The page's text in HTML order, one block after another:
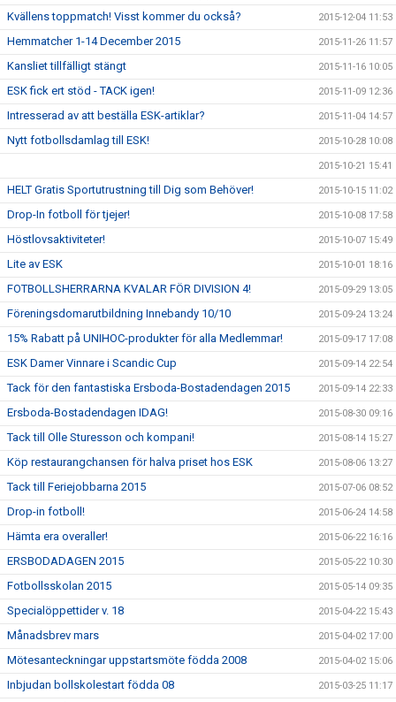
Kvällens toppmatch! Visst kommer du också? 2015-12-04 11:53
Hemmatcher 1-14 December 2015 2015-11-26 11:57
Kansliet tillfälligt stängt 2015-11-16 10:05
ESK fick ert stöd - TACK igen! 2015-11-09 12:36
Intresserad av att beställa ESK-artiklar? 2015-11-04 14:57
Nytt fotbollsdamlag till ESK! 2015-10-28 10:08
2015-10-21 15:41
HELT Gratis Sportutrustning till Dig som Behöver! 2015-10-15 11:02
Drop-In fotboll för tjejer! 2015-10-08 17:58
Höstlovsaktiviteter! 2015-10-07 15:49
Lite av ESK 2015-10-01 18:16
FOTBOLLSHERRARNA KVALAR FÖR DIVISION 4! 2015-09-29 13:05
Föreningsdomarutbildning Innebandy 10/10 2015-09-24 13:24
15% Rabatt på UNIHOC-produkter för alla Medlemmar! 2015-09-17 17:08
ESK Damer Vinnare i Scandic Cup 2015-09-14 22:54
Tack för den fantastiska Ersboda-Bostadendagen 2015 2015-09-14 22:33
Ersboda-Bostadendagen IDAG! 2015-08-30 09:16
Tack till Olle Sturesson och kompani! 2015-08-14 15:27
Köp restaurangchansen för halva priset hos ESK 2015-08-06 13:27
Tack till Feriejobbarna 2015 2015-07-06 08:52
Drop-in fotboll! 2015-06-24 14:58
Hämta era overaller! 2015-06-22 16:16
ERSBODADAGEN 2015 2015-05-22 10:30
Fotbollsskolan 2015 2015-05-14 09:35
Specialöppettider v. 18 2015-04-22 15:43
Månadsbrev mars 2015-04-02 17:00
Mötesanteckningar uppstartsmöte födda 2008 2015-04-02 15:06
Inbjudan bollskolestart födda 08 2015-03-25 11:17